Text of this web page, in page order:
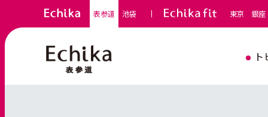
表参道 池袋 東京 銀座